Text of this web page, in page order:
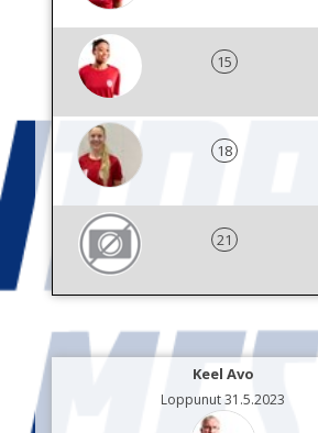
15
18
21
Keel Avo
Loppunut 31.5.2023